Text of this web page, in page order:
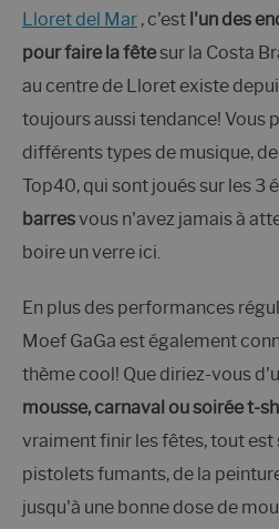
Lloret del Mar , c'est l'un des
pour faire la fêtesur la Costa
au centre de Lloret existe
toujours aussi tendance! Vous
différents types de musique,
Top40, qui sont joués sur les 3
barresvous n'avez jamais à
boire un verre ici.
En plus des performances
Moef GaGa est également
thème cool! Que diriez-vous
mousse, carnaval ou soirée t-
vraiment finir les fêtes, tout est
pistolets fumants, de la
jusqu'à une bonne dose de